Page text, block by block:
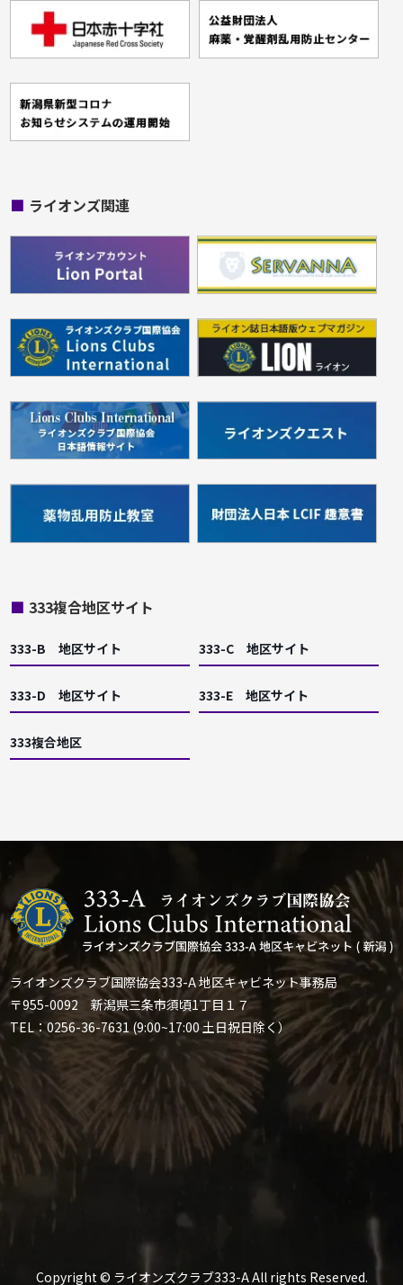
■ ライオンズ関連
■ 333複合地区サイト
333-B 地区サイト 333-C 地区サイト
333-D 地区サイト 333-E 地区サイト
333複合地区
ライオンズクラブ国際協会333-A 地区キャビネット事務局
〒955-0092 新潟県三条市須頃1丁目１７
TEL：0256-36-7631 (9:00~17:00 土日祝日除く）
Copyright © ライオンズクラブ333-A All rights Reserved.